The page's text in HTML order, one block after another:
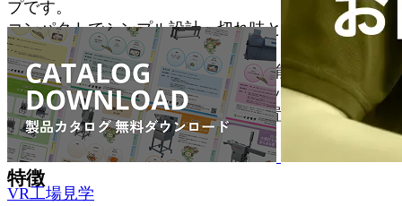
VR工場見学
プです。
コンパクトでシンプル設計。切れ味と屑の少なさをご
確認ください。
切削範囲を大幅up1mm～10mm角切可能です。千切り
～野菜スティックまで用途多彩にカット。
コンプレッサー内蔵。投入口安全装置、排出口安全カ
バー 標準装備
特徴